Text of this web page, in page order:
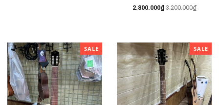
2.800.000₫3.200.000₫
SALE SALE